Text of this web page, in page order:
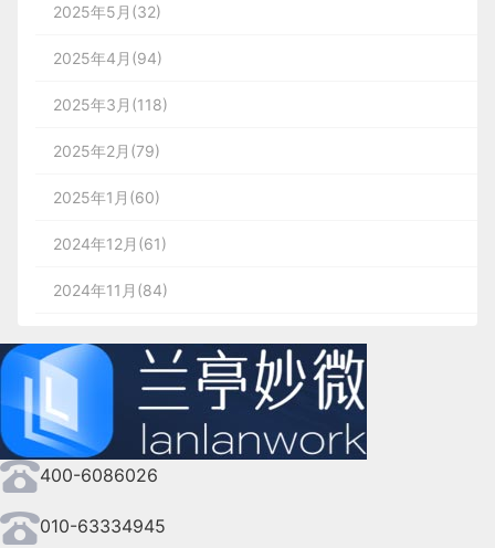
2025年5月(32)
2025年4月(94)
2025年3月(118)
2025年2月(79)
2025年1月(60)
2024年12月(61)
2024年11月(84)
2024年9月(144)
2024年8月(164)
2024年7月(107)
2024年6月(63)
400-6086026
010-63334945